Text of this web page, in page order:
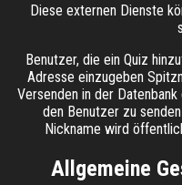
Diese externen Dienste
Benutzer, die ein Quiz
Adresse einzugeben
Versenden in der
den Benutzer zu
Nickname wird
Allgemeine